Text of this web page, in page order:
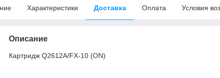
Характеристики Доставка Оплата Условия
Описание
Картридж Q2612A/FX-10 (ON)